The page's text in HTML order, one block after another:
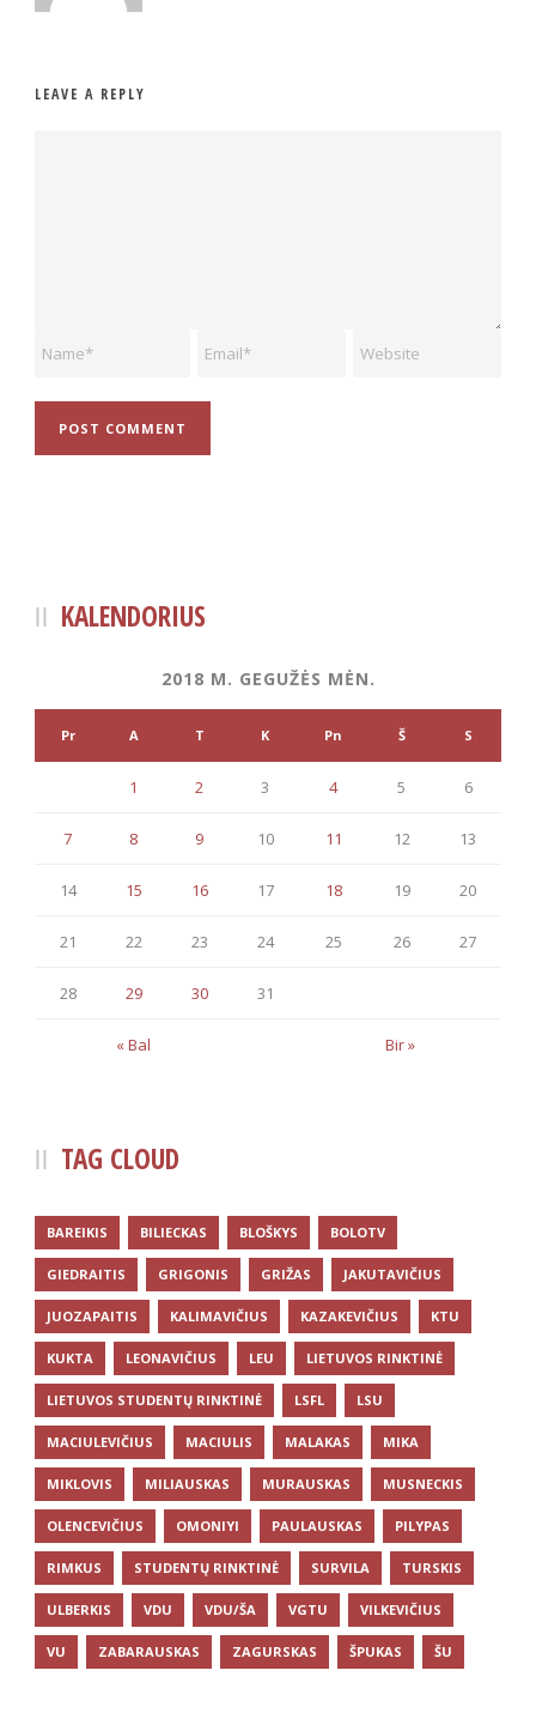
LEAVE A REPLY
KALENDORIUS
2018 M. GEGUŽĖS MĖN.
Pr A T K Pn Š S
« Bal Bir »
1 2 3 4 5 6
7 8 9 10 11 12 13
14 15 16 17 18 19 20
21 22 23 24 25 26 27
28 29 30 31
TAG CLOUD
BAREIKIS BILIECKAS BLOŠKYS BOLOTV
GIEDRAITIS GRIGONIS GRIŽAS JAKUTAVIČIUS
JUOZAPAITIS KALIMAVIČIUS KAZAKEVIČIUS KTU
KUKTA LEONAVIČIUS LEU LIETUVOS RINKTINĖ
LIETUVOS STUDENTŲ RINKTINĖ LSFL LSU
MACIULEVIČIUS MACIULIS MALAKAS MIKA
MIKLOVIS MILIAUSKAS MURAUSKAS MUSNECKIS
OLENCEVIČIUS OMONIYI PAULAUSKAS PILYPAS
RIMKUS STUDENTŲ RINKTINĖ SURVILA TURSKIS
ULBERKIS VDU VDU/ŠA VGTU VILKEVIČIUS
VU ZABARAUSKAS ZAGURSKAS ŠPUKAS ŠU